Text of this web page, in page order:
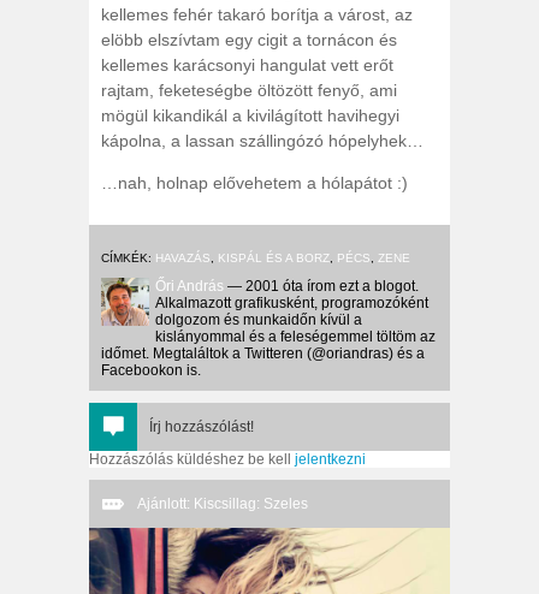
kellemes fehér takaró borítja a várost, az
elöbb elszívtam egy cigit a tornácon és
kellemes karácsonyi hangulat vett erőt
rajtam, feketeségbe öltözött fenyő, ami
mögül kikandikál a kivilágított havihegyi
kápolna, a lassan szállingózó hópelyhek…
…nah, holnap elővehetem a hólapátot :)
CÍMKÉK: HAVAZÁS KISPÁL ÉS A BORZ PÉCS ZENE
Őri András — 2001 óta írom ezt a blogot.
Alkalmazott grafikusként, programozóként
dolgozom és munkaidőn kívül a
kislányommal és a feleségemmel töltöm az
időmet. Megtaláltok a Twitteren (@oriandras) és a
Facebookon is.
Írj hozzászólást!
Hozzászólás küldéshez be kell jelentkezni
Ajánlott: Kiscsillag: Szeles